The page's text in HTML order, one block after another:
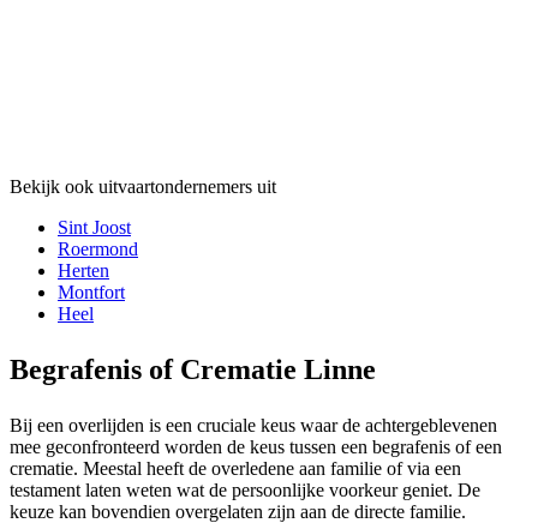
Bekijk ook uitvaartondernemers uit
Sint Joost
Roermond
Herten
Montfort
Heel
Begrafenis of Crematie Linne
Bij een overlijden is een cruciale keus waar de achtergeblevenen
mee geconfronteerd worden de keus tussen een begrafenis of een
crematie. Meestal heeft de overledene aan familie of via een
testament laten weten wat de persoonlijke voorkeur geniet. De
keuze kan bovendien overgelaten zijn aan de directe familie.